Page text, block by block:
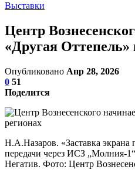
Выставки
Центр
«Другая Оттепель»
Опубликовано Апр 28, 2026
0 51
Поделится
Н.А.Назаров. «Заставка экрана
передачи через ИСЗ „Молния-
Негатив. Фото: Центр